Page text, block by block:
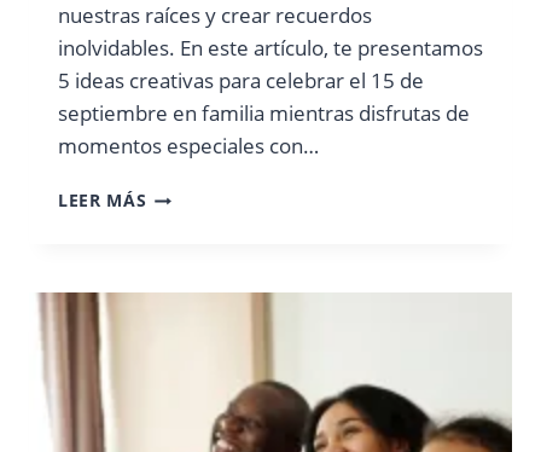
nuestras raíces y crear recuerdos
inolvidables. En este artículo, te presentamos
5 ideas creativas para celebrar el 15 de
septiembre en familia mientras disfrutas de
momentos especiales con…
LEER MÁS 5
EN
SEPTIEMBRE